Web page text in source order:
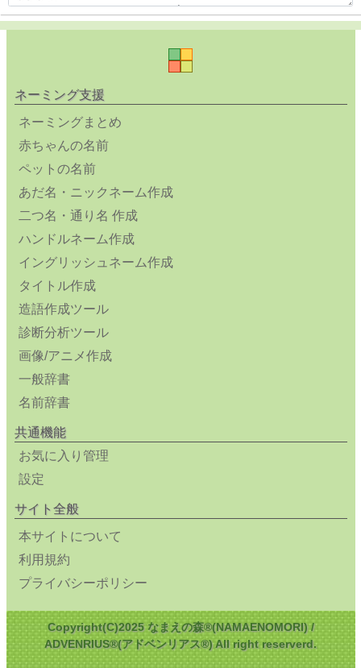
ネーミング支援
ネーミングまとめ
赤ちゃんの名前
ペットの名前
あだ名・ニックネーム作成
二つ名・通り名 作成
ハンドルネーム作成
イングリッシュネーム作成
タイトル作成
造語作成ツール
診断分析ツール
画像/アニメ作成
一般辞書
名前辞書
共通機能
お気に入り管理
設定
サイト全般
本サイトについて
利用規約
プライバシーポリシー
Copyright(C)2025 なまえの森®(NAMAENOMORI) /
ADVENRIUS®(アドベンリアス®) All right reserverd.